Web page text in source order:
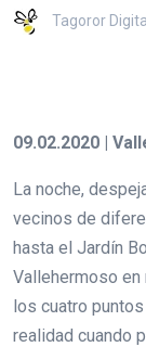
Tagoror
09.02.2020 |
La noche,
vecinos de
hasta el Jardín
Vallehermoso
los cuatro
realidad cuando